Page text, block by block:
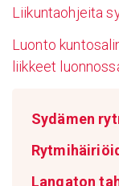
Liikuntaohjeita
Luonto
liikkeet
Sydämen
Langaton